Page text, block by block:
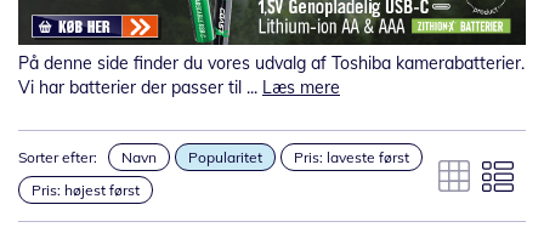
På denne side finder du vores udvalg af Toshiba kamerabatterier.
Vi har batterier der passer til ... Læs mere
Sorter efter: Navn Popularitet
Pris: laveste først
Pris: højest først